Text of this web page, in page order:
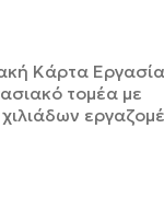
Κάρτα
τομέα με